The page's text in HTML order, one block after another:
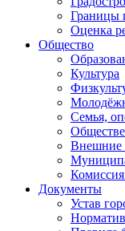
Границы
Оценка
Общество
Культура
Семья,
Внешние
Документы
Устав